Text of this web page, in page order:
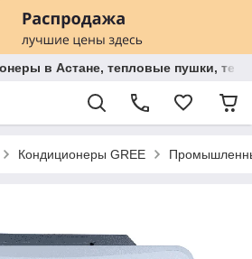
в Астане, тепловые пушки,
Кондиционеры GREE